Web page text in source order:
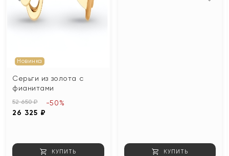
Новинка
Серьги из золота с
фианитами
52 650 ₽
26 325 ₽
-50%
КУПИТЬ КУПИТЬ